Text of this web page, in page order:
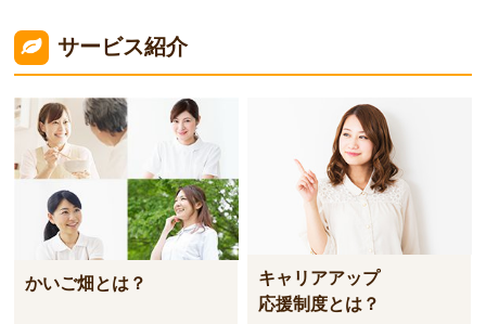
サービス紹介
かいご畑とは？
キャリアアップ
応援制度とは？